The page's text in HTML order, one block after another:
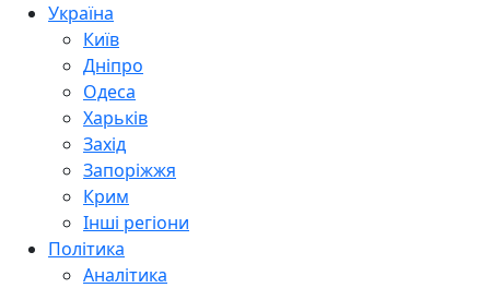
Україна
Київ
Дніпро
Одеса
Харьків
Захід
Запоріжжя
Крим
Інші регіони
Політика
Аналітика